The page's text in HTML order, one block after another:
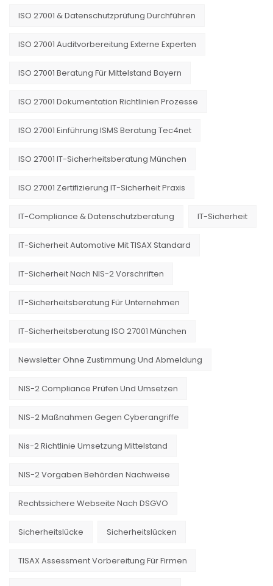
ISO 27001 & Datenschutzprüfung Durchführen
ISO 27001 Auditvorbereitung Externe Experten
ISO 27001 Beratung Für Mittelstand Bayern
ISO 27001 Dokumentation Richtlinien Prozesse
ISO 27001 Einführung ISMS Beratung Tec4net
ISO 27001 IT-Sicherheitsberatung München
ISO 27001 Zertifizierung IT-Sicherheit Praxis
IT-Compliance & Datenschutzberatung IT-Sicherheit
IT-Sicherheit Automotive Mit TISAX Standard
IT-Sicherheit Nach NIS-2 Vorschriften
IT-Sicherheitsberatung Für Unternehmen
IT-Sicherheitsberatung ISO 27001 München
Newsletter Ohne Zustimmung Und Abmeldung
NIS-2 Compliance Prüfen Und Umsetzen
NIS-2 Maßnahmen Gegen Cyberangriffe
Nis-2 Richtlinie Umsetzung Mittelstand
NIS-2 Vorgaben Behörden Nachweise
Rechtssichere Webseite Nach DSGVO
Sicherheitslücke Sicherheitslücken
TISAX Assessment Vorbereitung Für Firmen